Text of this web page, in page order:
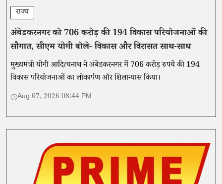
राज्य
अंबेडकरनगर को 706 करोड़ की 194 विकास परियोजनाओं की
सौगात, सीएम योगी बोले- विकास और विरासत साथ-साथ
मुख्यमंत्री योगी आदित्यनाथ ने अंबेडकरनगर में 706 करोड़ रुपये की 194
विकास परियोजनाओं का लोकार्पण और शिलान्यास किया।
Aug 07, 2026 08:44 PM